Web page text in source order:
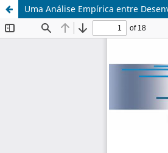
Uma Análise Empírica entre